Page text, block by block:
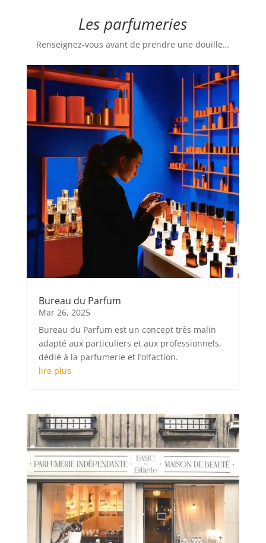
Les parfumeries
Renseignez-vous avant de prendre une douille…
Bureau du Parfum
Mar 26, 2025
Bureau du Parfum est un concept très malin
adapté aux particuliers et aux professionnels,
dédié à la parfumerie et l’olfaction.
lire plus